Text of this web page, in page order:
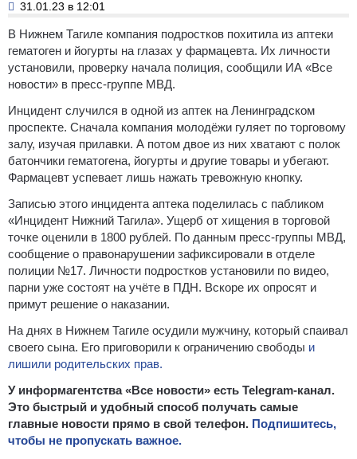
31.01.23 в 12:01
В Нижнем Тагиле компания подростков похитила из аптеки
гематоген и йогурты на глазах у фармацевта. Их личности
установили, проверку начала полиция, сообщили ИА «Все
новости» в пресс-группе МВД.
Инцидент случился в одной из аптек на Ленинградском
проспекте. Сначала компания молодёжи гуляет по торговому
залу, изучая прилавки. А потом двое из них хватают с полок
батончики гематогена, йогурты и другие товары и убегают.
Фармацевт успевает лишь нажать тревожную кнопку.
Записью этого инцидента аптека поделилась с пабликом
«Инцидент Нижний Тагила». Ущерб от хищения в торговой
точке оценили в 1800 рублей. По данным пресс-группы МВД,
сообщение о правонарушении зафиксировали в отделе
полиции №17. Личности подростков установили по видео,
парни уже состоят на учёте в ПДН. Вскоре их опросят и
примут решение о наказании.
На днях в Нижнем Тагиле осудили мужчину, который спаивал
своего сына. Его приговорили к ограничению свободы и
лишили родительских прав.
У информагентства «Все новости» есть Telegram-канал.
Это быстрый и удобный способ получать самые
главные новости прямо в свой телефон. Подпишитесь,
чтобы не пропускать важное.